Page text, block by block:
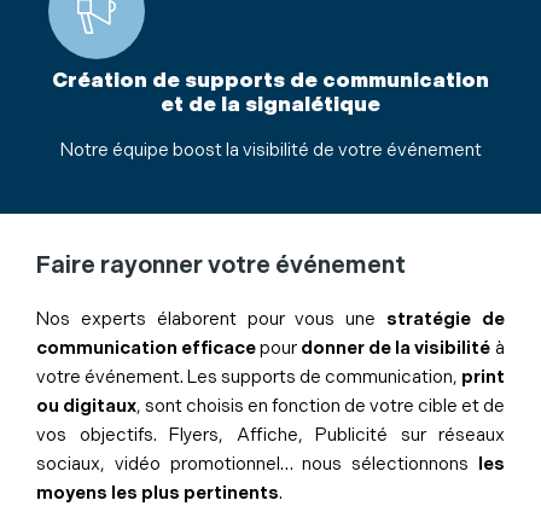
Création de supports de communication
et de la signalétique
Notre équipe boost la visibilité de votre événement
Faire rayonner votre événement
Nos experts élaborent pour vous une stratégie de
communication efficacepour donner de la visibilité à
votre événement. Les supports de communication, print
ou digitaux, sont choisis en fonction de votre cible et de
vos objectifs. Flyers, Affiche, Publicité sur réseaux
sociaux, vidéo promotionnel… nous sélectionnons les
moyens les plus pertinents.